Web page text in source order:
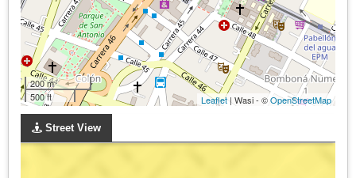
200 m
500 ft
Leaflet| Wasi - ©OpenStreetMap
Street View